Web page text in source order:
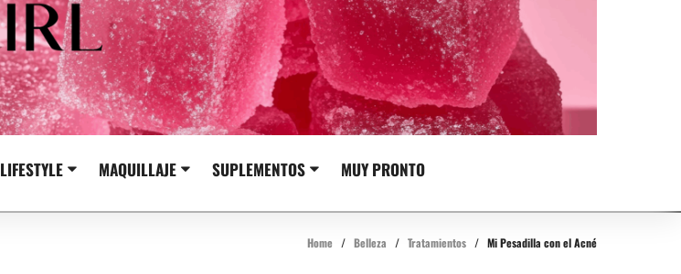
LIFESTYLE MAQUILLAJE SUPLEMENTOS MUY PRONTO
Home / Belleza / Tratamientos / Mi Pesadilla con el Acné